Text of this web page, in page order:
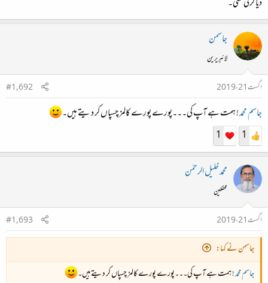
جاسمن
لائبریرین
اگست 21، 2019
#1,692
جاسم محمد! ہمت ہے آپ کی۔۔۔پورے پورے کالمز چسپاں کر دیتے ہیں۔
1
1
محمد خلیل الرحمٰن
محفلین
اگست 21، 2019
#1,693
جاسمن نے کہا:
جاسم محمد! ہمت ہے آپ کی۔۔۔پورے پورے کالمز چسپاں کر دیتے ہیں۔